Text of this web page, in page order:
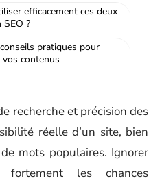
efficacement ces deux
?
pratiques pour
contenus
recherche et précision des
réelle d’un site, bien
mots populaires. Ignorer
fortement les chances